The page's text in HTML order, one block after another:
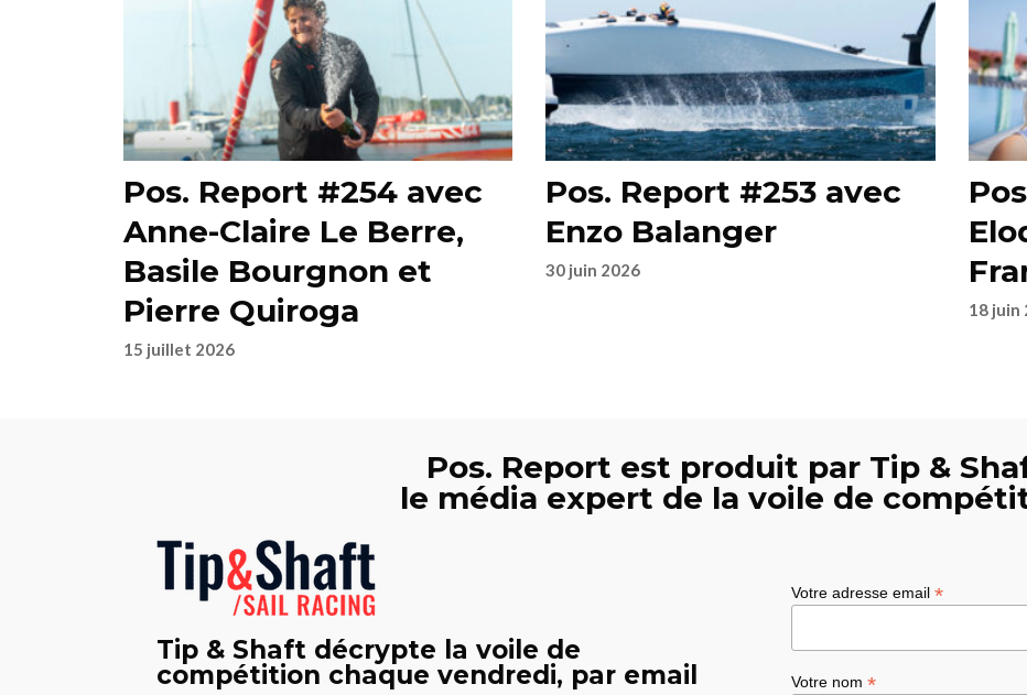
Pos. Report #254 avec
Anne-Claire Le Berre,
Basile Bourgnon et
Pierre Quiroga
15 juillet 2026
Pos. Report #253 avec
Enzo Balanger
30 juin 2026
18 juin
Pos. Report est produit par Tip &
le média expert de la voile de
Tip & Shaft décrypte la voile de
compétition chaque vendredi, par email
Votre adresse email *
Votre nom *